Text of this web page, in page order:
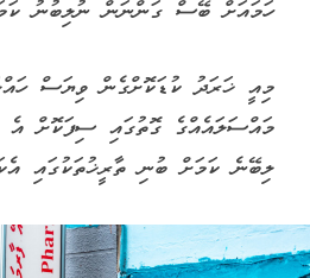
ހަމައަށް ބޭސް ގަންނަން ނުލިބުނު
މިއީ ޚަރަދު ކުޑަކޮށްގެން ވިޔަސް
މައްސަލައެއްގެ ގޮތުގައި ސިފަކޮށް އެ
ލިބޭނެ ކަމަށް ބުނި ތާރީޚުތަކުގައި